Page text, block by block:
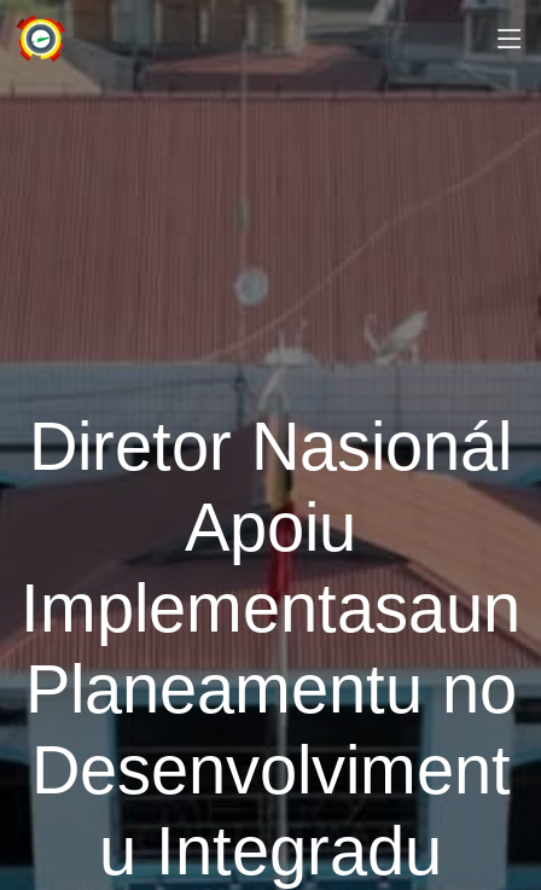
Diretor Nasionál
Apoiu
Implementasaun
Planeamentu no
Desenvolviment
u Integradu